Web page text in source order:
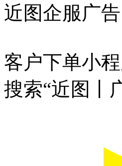
近图企服广
客户下单小
搜索“近图丨